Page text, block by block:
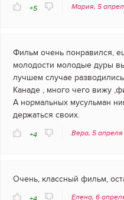
+5 Мария, 5
Фильм очень понравился,
молодости молодые дуры
лучшем случае
Канаде , много чего вижу
А нормальных мусульман
держаться своих.
+4 Вера, 5 апреля
Очень, классный фильм,
Елена, 6